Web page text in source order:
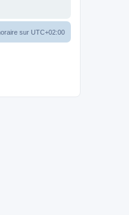
sur UTC+02:00